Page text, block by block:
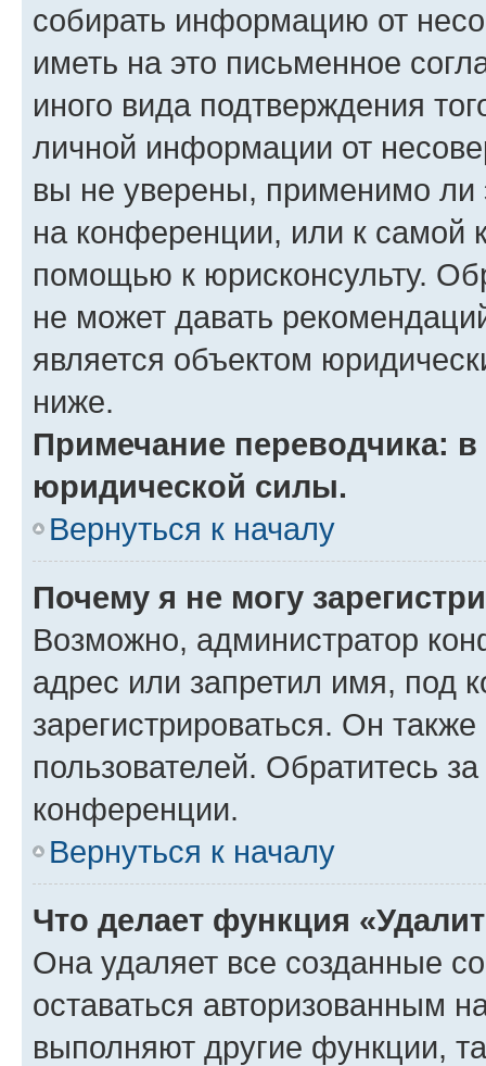
собирать информацию от
иметь на это письменное
иного вида подтверждения
личной информации от
вы не уверены, применимо ли
на конференции, или к самой
помощью к юрисконсульту.
не может давать
является объектом
ниже.
Примечание переводчика:
юридической силы.
Вернуться к началу
Почему я не могу
Возможно, администратор
адрес или запретил имя, под
зарегистрироваться. Он
пользователей. Обратитесь
конференции.
Вернуться к началу
Что делает функция
Она удаляет все созданные
оставаться авторизованным
выполняют другие функции,